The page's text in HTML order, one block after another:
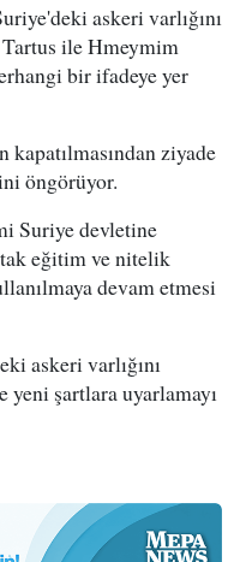
askeri varlığını
ile Hmeymim
bir ifadeye yer
ziyade
öngörüyor.
Suriye devletine
eğitim ve nitelik
devam etmesi
askeri varlığını
yeni şartlara uyarlamayı